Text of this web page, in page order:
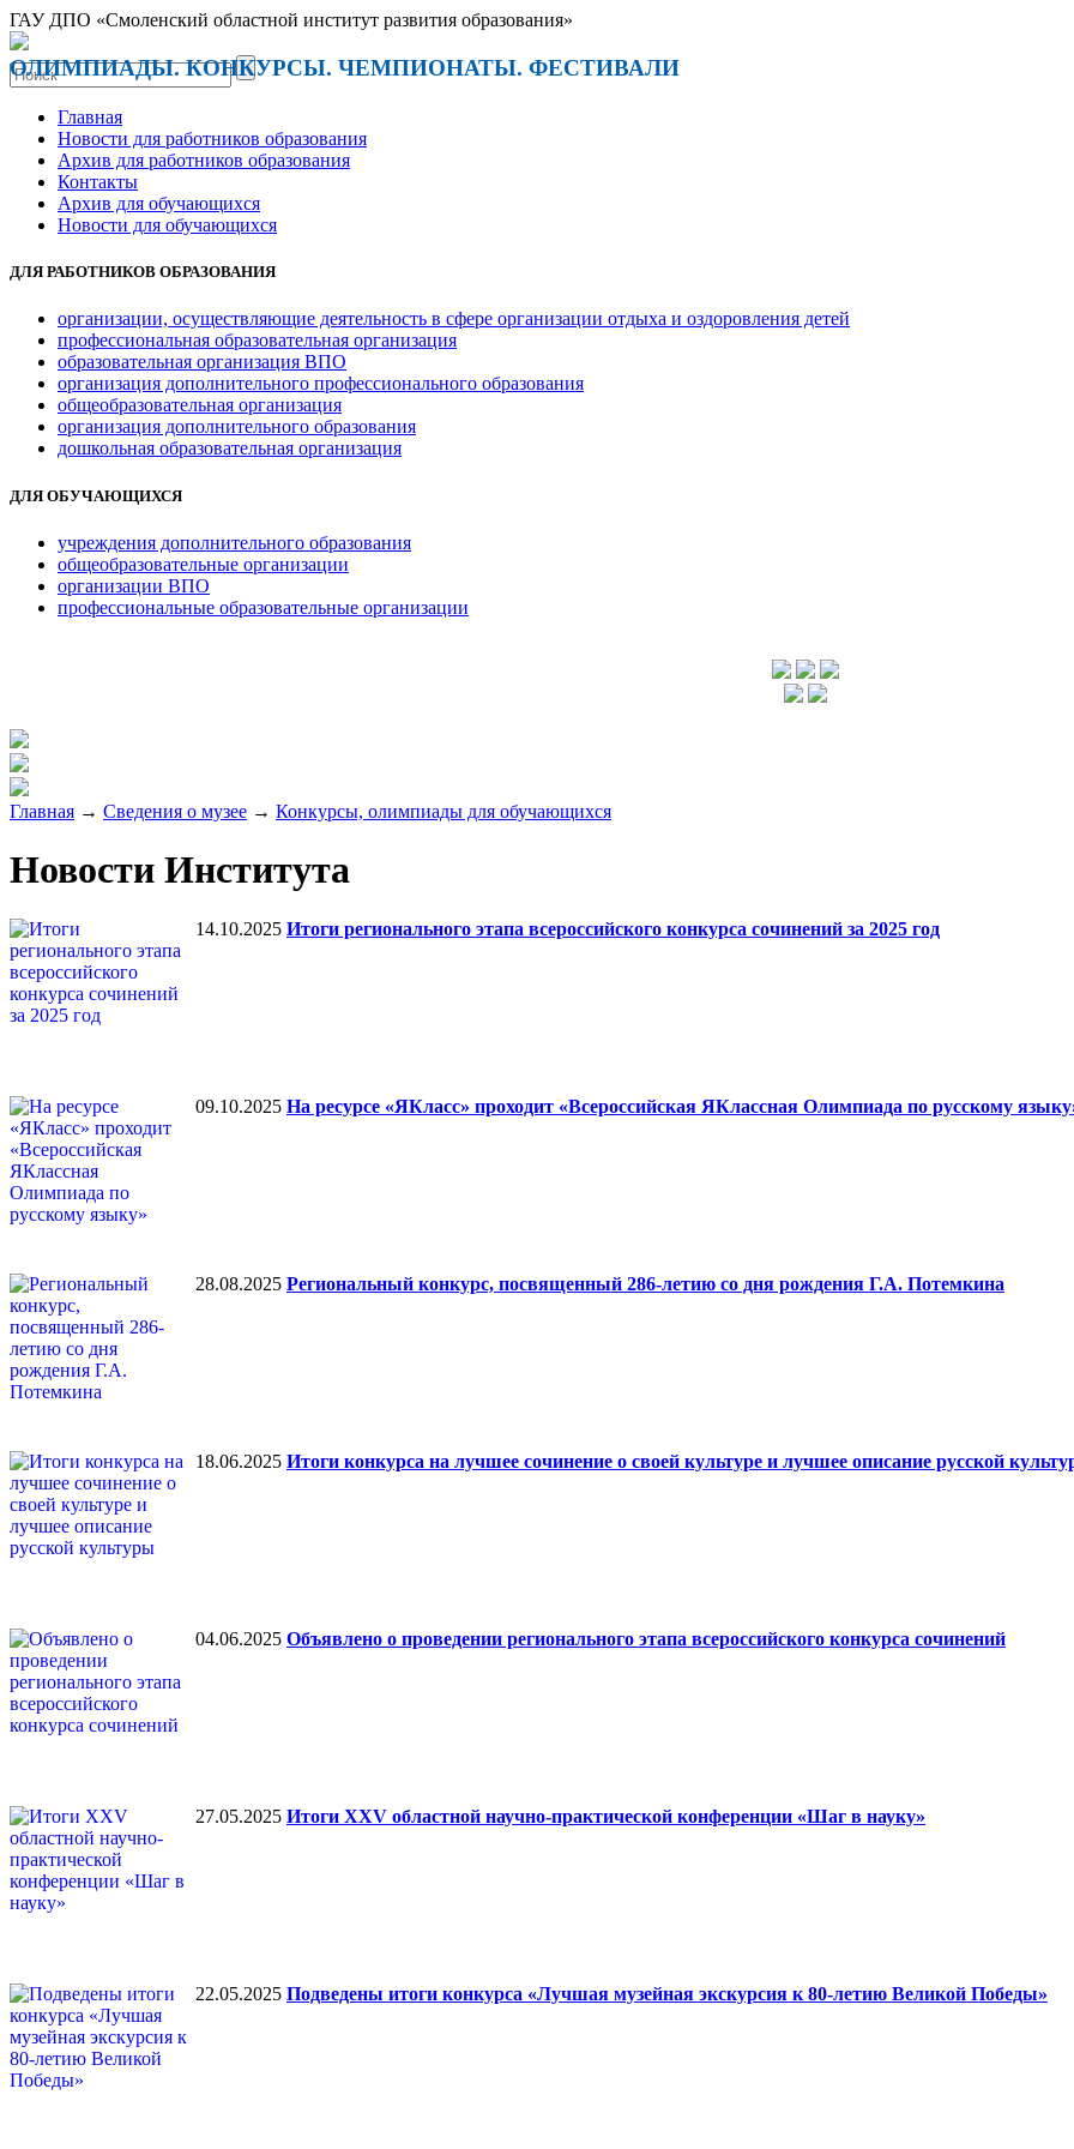
ГАУ ДПО «Смоленский областной институт развития образования»
ОЛИМПИАДЫ. КОНКУРСЫ. ЧЕМПИОНАТЫ. ФЕСТИВАЛИ
Главная
Новости для работников образования
Архив для работников образования
Контакты
Архив для обучающихся
Новости для обучающихся
ДЛЯ РАБОТНИКОВ ОБРАЗОВАНИЯ
организации, осуществляющие деятельность в сфере организации отдыха и оздоровления детей
профессиональная образовательная организация
образовательная организация ВПО
организация дополнительного профессионального образования
общеобразовательная организация
организация дополнительного образования
дошкольная образовательная организация
ДЛЯ ОБУЧАЮЩИХСЯ
учреждения дополнительного образования
общеобразовательные организации
организации ВПО
профессиональные образовательные организации
Главная → Сведения о музее → Конкурсы, олимпиады для обучающихся
Новости Института
14.10.2025 Итоги регионального этапа всероссийского конкурса сочинений за 2025 год
09.10.2025 На ресурсе «ЯКласс» проходит «Всероссийская ЯКлассная Олимпиада по русскому
28.08.2025 Региональный конкурс, посвященный 286-летию со дня рождения Г.А. Потемкина
18.06.2025 Итоги конкурса на лучшее сочинение о своей культуре и лучшее описание русской
04.06.2025 Объявлено о проведении регионального этапа всероссийского конкурса сочинений
27.05.2025 Итоги XXV областной научно-практической конференции «Шаг в науку»
22.05.2025 Подведены итоги конкурса «Лучшая музейная экскурсия к 80-летию Великой Победы»